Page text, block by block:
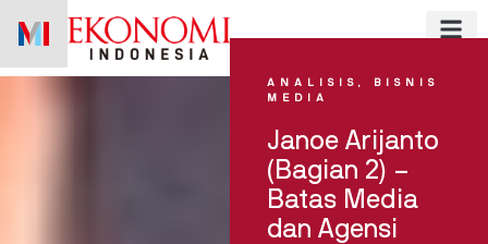
ANALISIS,
BISNIS
MEDIA
Janoe Arijanto
(Bagian 2) –
Batas Media
dan Agensi